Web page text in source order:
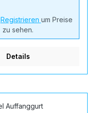
Registrieren um Preise
zu sehen.
Details